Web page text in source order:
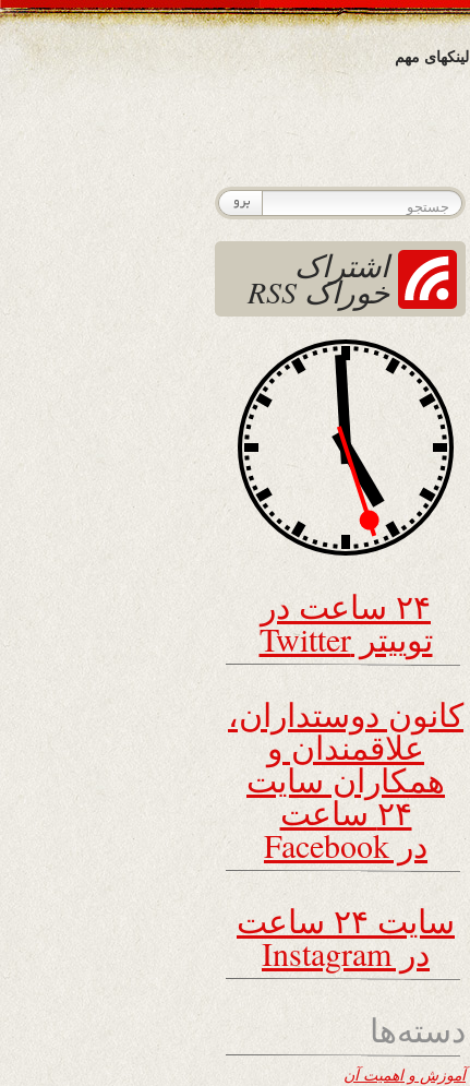
لینکهای مهم
اشتراک
خوراک RSS
۲۴ ساعت در
توییتر Twitter
کانون دوستداران،
علاقمندان و
همکاران سایت
۲۴ ساعت
در Facebook
سایت ۲۴ ساعت
در Instagram
دسته‌ها
آموزش و اهمیت آن